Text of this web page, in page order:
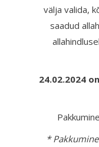
välja valida,
saadud
24.02.2024
*